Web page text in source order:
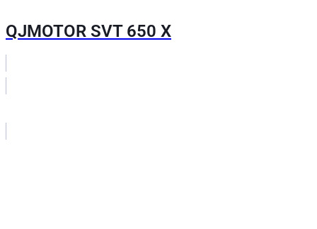
QJMOTOR SVT 650 X